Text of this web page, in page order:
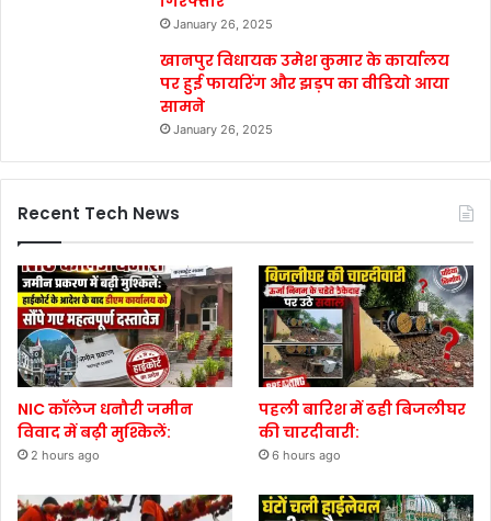
January 26, 2025
खानपुर विधायक उमेश कुमार के कार्यालय
पर हुई फायरिंग और झड़प का वीडियो आया
सामने
January 26, 2025
Recent Tech News
NIC कॉलेज धनौरी जमीन
विवाद में बढ़ी मुश्किलें:
2 hours ago
पहली बारिश में ढही बिजलीघर
की चारदीवारी:
6 hours ago